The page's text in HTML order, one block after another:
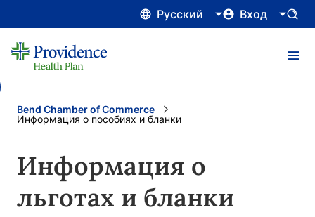
Русский Вход
Bend Chamber of Commerce
Current:
Информация о пособиях и бланки
Информация о
льготах и бланки